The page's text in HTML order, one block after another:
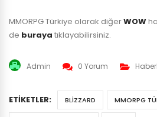
MMORPG Türkiye olarak diğerWOW
de buraya tıklayabilirsiniz.
Admin 0 Yorum
ETIKETLER: BLIZZARD MMORPG